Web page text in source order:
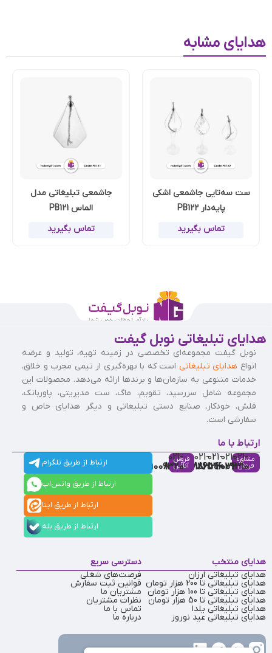
هدایای مشابه
ست سه‌تایی جاشمعی اشکی
پایه‌دار PB122
تماس بگیرید
جاشمعی تبلیغاتی مدل
الماس PB121
تماس بگیرید
هدایای تبلیغاتی نوبل گیفت
نوبل گیفت مجموعه‌ای تخصصی در زمینه تهیه، تولید و عرضه
انواع هدایای تبلیغاتی است که با بهره‌گیری از تیمی مجرب و خلاق،
خدمات متنوعی به سازمان‌ها و برندها ارائه می‌دهد. محصولات این
مجموعه شامل سررسید، تقویم، ماگ، ست مدیریتی، پاوربانک،
فلش، خودکار، صنایع دستی تبلیغاتی و دیگر هدایای خاص و
سفارشی است.
ارتباط با ما
مشاوره
فروش
021-
91009310
021-
86126036
021-
86126506
021-
88537803
فروش
آنلاین
021-
91009320
ارتباط از طریق تلگرام
ارتباط از طریق واتس‌اپ
ارتباط از طریق ایتا
ارتباط از طریق بله
هدایای منتخب
هدایای تبلیغاتی ارزان
هدایای تبلیغاتی تا 200 هزار تومان
هدایای تبلیغاتی تا 100 هزار تومان
هدایای تبلیغاتی تا 50 هزار تومان
هدایای تبلیغاتی یلدا
هدایای تبلیغاتی عید نوروز
دسترسی سریع
فرصت‌های شغلی
قوانین ثبت سفارش
مشتریان ما
نظرات مشتریان
تماس با ما
درباره ما